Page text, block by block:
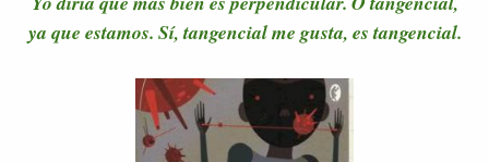
ya que estamos. Sí, tangencial me gusta, es tangencial.